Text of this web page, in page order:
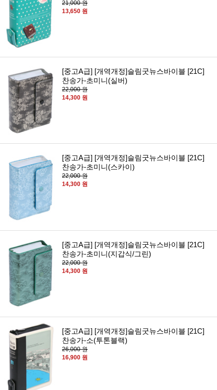
21,000 원
13,650 원
[중고A급] [개역개정]슬림굿뉴스바이블 [21C]
찬송가-초미니(실버)
22,000 원
14,300 원
[중고A급] [개역개정]슬림굿뉴스바이블 [21C]
찬송가-초미니(스카이)
22,000 원
14,300 원
[중고A급] [개역개정]슬림굿뉴스바이블 [21C]
찬송가-초미니(지갑식/그린)
22,000 원
14,300 원
[중고A급] [개역개정]슬림굿뉴스바이블 [21C]
찬송가-소(투톤블랙)
26,000 원
16,900 원